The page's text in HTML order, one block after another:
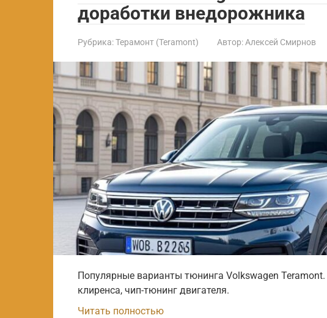
доработки внедорожника
Рубрика:Терамонт (Teramont) Автор: Алексей Смирнов
Популярные варианты тюнинга Volkswagen
клиренса, чип-тюнинг двигателя.
Читать полностью